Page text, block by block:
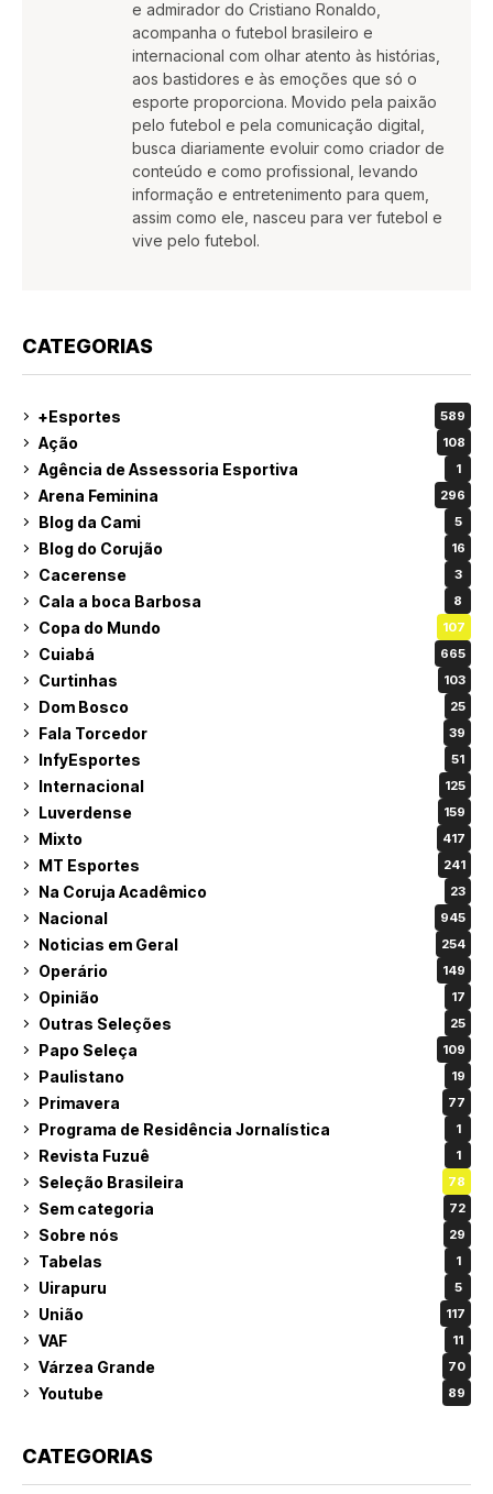
e admirador do Cristiano Ronaldo,
acompanha o futebol brasileiro e
internacional com olhar atento às histórias,
aos bastidores e às emoções que só o
esporte proporciona. Movido pela paixão
pelo futebol e pela comunicação digital,
busca diariamente evoluir como criador de
conteúdo e como profissional, levando
informação e entretenimento para quem,
assim como ele, nasceu para ver futebol e
vive pelo futebol.
CATEGORIAS
+Esportes 589
Ação 108
Agência de Assessoria Esportiva 1
Arena Feminina 296
Blog da Cami 5
Blog do Corujão 16
Cacerense 3
Cala a boca Barbosa 8
Copa do Mundo 107
Cuiabá 665
Curtinhas 103
Dom Bosco 25
Fala Torcedor 39
InfyEsportes 51
Internacional 125
Luverdense 159
Mixto 417
MT Esportes 241
Na Coruja Acadêmico 23
Nacional 945
Noticias em Geral 254
Operário 149
Opinião 17
Outras Seleções 25
Papo Seleça 109
Paulistano 19
Primavera 77
Programa de Residência Jornalística 1
Revista Fuzuê 1
Seleção Brasileira 78
Sem categoria 72
Sobre nós 29
Tabelas 1
Uirapuru 5
União 117
VAF 11
Várzea Grande 70
Youtube 89
CATEGORIAS